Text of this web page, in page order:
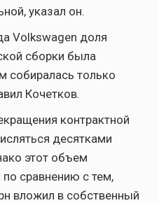
указал он.
Volkswagen доля
сборки была
собиралась только
Кочетков.
контрактной
десятками
этот объем
по сравнению с тем,
вложил в собственный